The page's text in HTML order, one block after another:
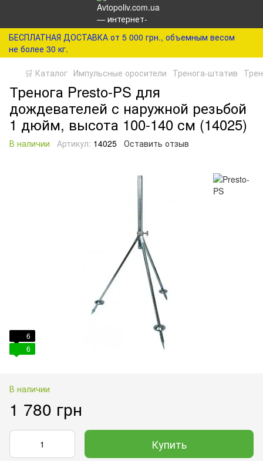
БЕСПЛАТНАЯ ДОСТАВКА от 5 000 грн., объемным весом
не более 30 кг.
🛒 Каталог Импульсные оросители Тренога-штатив
Тренога Presto-PS для
дождевателей с наружной резьбой
1 дюйм, высота 100-140 см (14025)
В наличии Артикул: 14025 Оставить отзыв
6
6
В наличии
1 780 грн
Купить